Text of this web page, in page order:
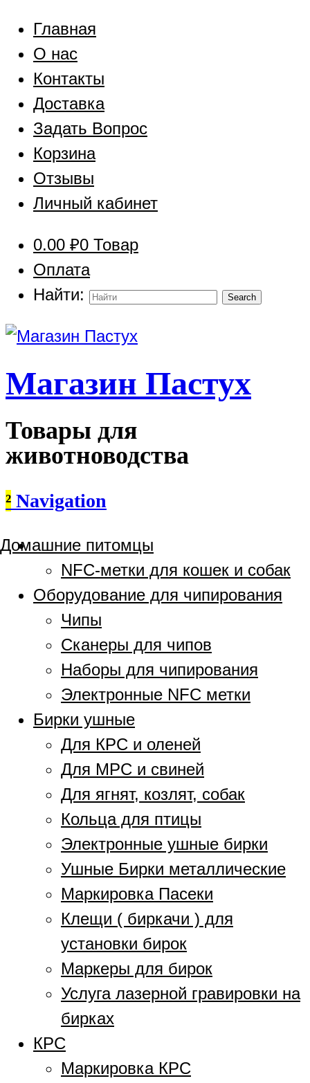
Главная
О нас
Контакты
Доставка
Задать Вопрос
Корзина
Отзывы
Личный кабинет
0.00 ₽0 Товар
Оплата
Найти:
Магазин Пастух
Товары для
животноводства
² Navigation
Домашние питомцы
NFC-метки для кошек и собак
Оборудование для чипирования
Чипы
Сканеры для чипов
Наборы для чипирования
Электронные NFC метки
Бирки ушные
Для КРС и оленей
Для МРС и свиней
Для ягнят, козлят, собак
Кольца для птицы
Электронные ушные бирки
Ушные Бирки металлические
Маркировка Пасеки
Клещи ( биркачи ) для
установки бирок
Маркеры для бирок
Услуга лазерной гравировки на
бирках
КРС
Маркировка КРС